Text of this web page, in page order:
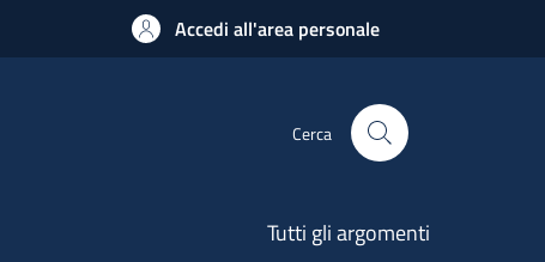
Accedi all'area personale
Cerca
Tutti gli argomenti